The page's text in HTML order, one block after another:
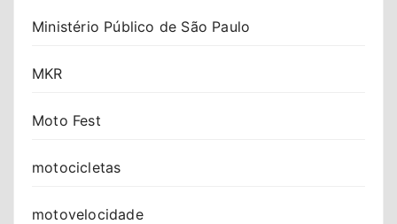
Ministério Público de São Paulo
MKR
Moto Fest
motocicletas
motovelocidade